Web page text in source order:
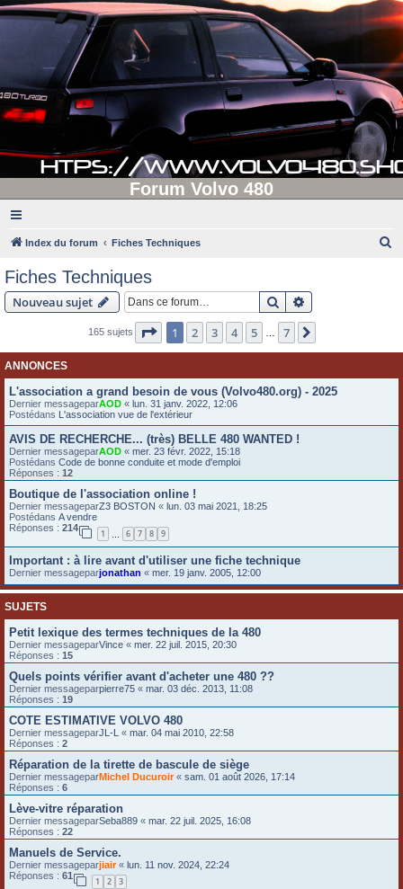
Forum Volvo 480
Index du forum Fiches Techniques
Fiches Techniques
Nouveau sujet Rechercher
165 sujets Page 1sur7
1 2 3 4 5 7
ANNONCES
L'association a grand besoin de vous (Volvo480.org) - 2025
Dernier messageparAOD « lun. 31 janv. 2022, 12:06
Postédans L'association vue de l'extérieur
AVIS DE RECHERCHE... (très) BELLE 480 WANTED !
Dernier messageparAOD « mer. 23 févr. 2022, 15:18
Postédans Code de bonne conduite et mode d'emploi
Réponses : 12
Boutique de l'association online !
Dernier messageparZ3 BOSTON « lun. 03 mai 2021, 18:25
Postédans A vendre
Réponses : 214
1 … 6 7 8 9
Important : à lire avant d'utiliser une fiche technique
Dernier messageparjonathan « mer. 19 janv. 2005, 12:00
SUJETS
Petit lexique des termes techniques de la 480
Dernier messageparVince « mer. 22 juil. 2015, 20:30
Réponses : 15
Quels points vérifier avant d'acheter une 480 ??
Dernier messageparpierre75 « mar. 03 déc. 2013, 11:08
Réponses : 19
COTE ESTIMATIVE VOLVO 480
Dernier messageparJL-L « mar. 04 mai 2010, 22:58
Réponses : 2
Réparation de la tirette de bascule de siège
Dernier messageparMichel Ducuroir« sam. 01 août 2026, 17:14
Réponses : 6
Lève-vitre réparation
Dernier messageparSeba889 « mar. 22 juil. 2025, 16:08
Réponses : 22
Manuels de Service.
Dernier messageparjiair« lun. 11 nov. 2024, 22:24
Réponses : 61
1 2 3